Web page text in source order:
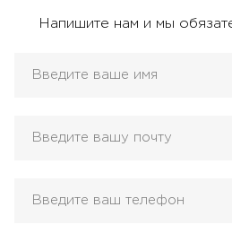
Напишите нам и мы